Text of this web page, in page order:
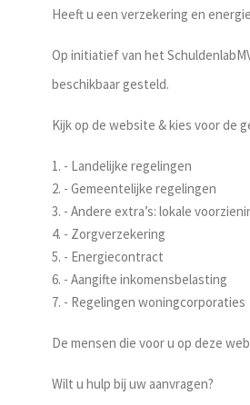
Heeft u een verzekering en
Op initiatief van het
beschikbaar gesteld.
Kijk op de website & kies voor de
1. - Landelijke regelingen
2. - Gemeentelijke regelingen
3. - Andere extra’s: lokale
4. - Zorgverzekering
5. - Energiecontract
6. - Aangifte inkomensbelasting
7. - Regelingen woningcorporaties
De mensen die voor u op deze
Wilt u hulp bij uw aanvragen?